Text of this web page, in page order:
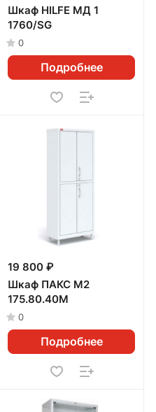
Шкаф HILFE МД 1
1760/SG
0
Подробнее
19 800 ₽
Шкаф ПАКС М2
175.80.40М
0
Подробнее